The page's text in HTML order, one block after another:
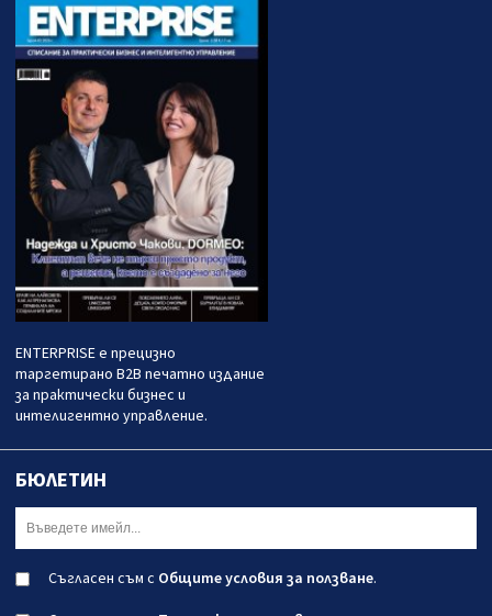
ENTERPRISE е прецизно
таргетирано B2B печатно издание
за практически бизнес и
интелигентно управление.
БЮЛЕТИН
Съгласен съм с Общите условия за ползване.